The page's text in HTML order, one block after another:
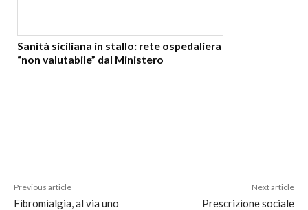
Sanità siciliana in stallo: rete ospedaliera
“non valutabile” dal Ministero
Previous article
Fibromialgia, al via uno
Next article
Prescrizione sociale